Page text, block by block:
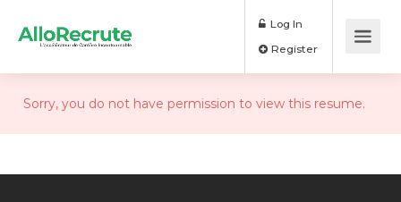
Log In
Sorry, you do not have permission to view this resume.